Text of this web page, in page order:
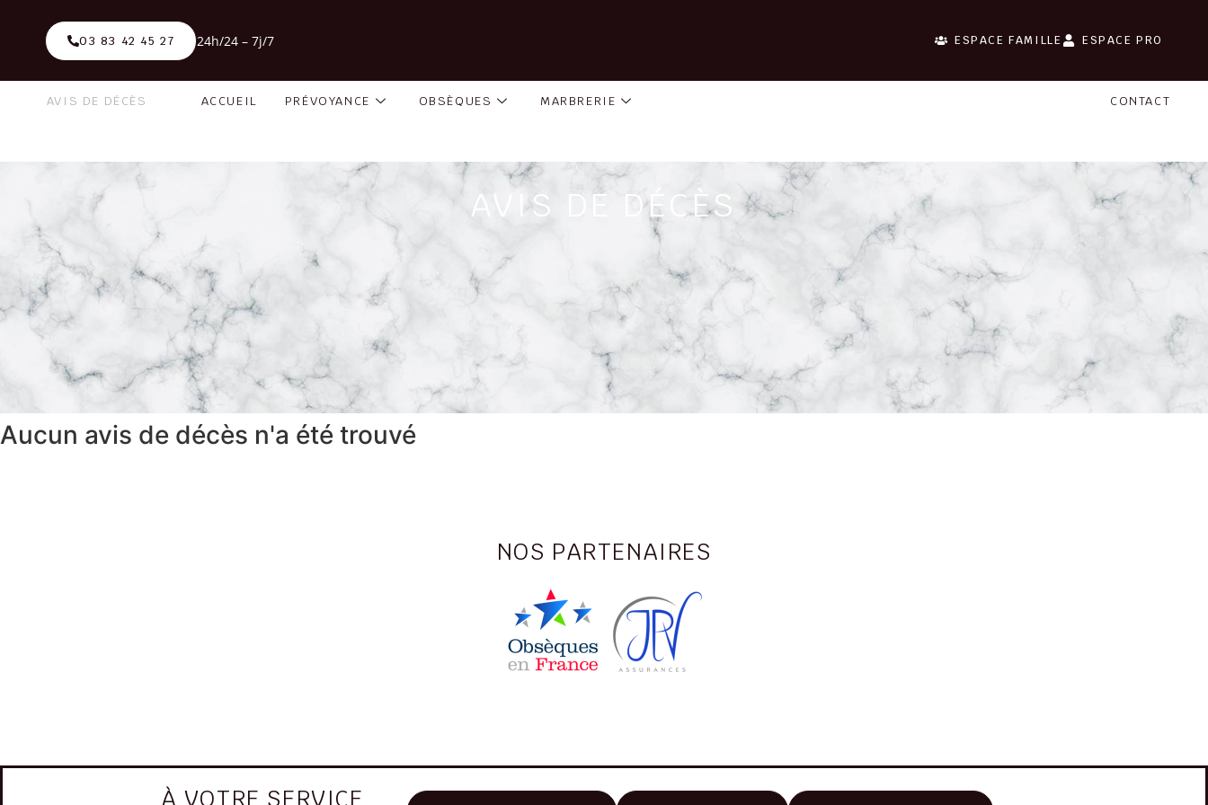
03 83 42 45 27 24h/24 – 7j/7 ESPACE FAMILLE ESPACE PRO
AVIS DE DÉCÈS ACCUEIL PRÉVOYANCE OBSÈQUES MARBRERIE CONTACT
AVIS DE DÉCÈS
Aucun avis de décès n'a été trouvé
NOS PARTENAIRES
À VOTRE SERVICE